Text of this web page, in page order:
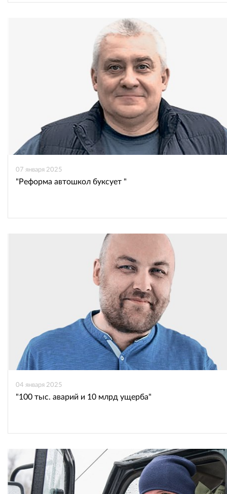
07 января 2025
"Реформа автошкол буксует "
04 января 2025
"100 тыс. аварий и 10 млрд ущерба"